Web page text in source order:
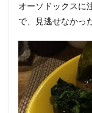
オーソドックスに
で、見逃せなかっ